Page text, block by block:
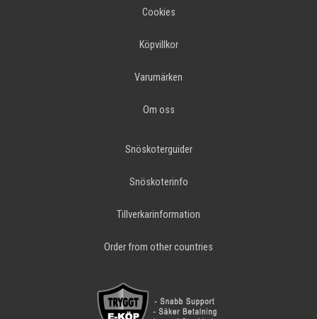
Cookies
Köpvillkor
Varumärken
Om oss
Snöskoterguider
Snöskoterinfo
Tillverkarinformation
Order from other countries